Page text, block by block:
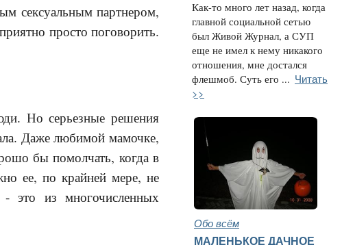
сексуальным партнером,
просто поговорить.
Но серьезные решения
Даже любимой мамочке,
бы помолчать, когда в
ее, по крайней мере, не
из многочисленных
Как-то много лет назад, когда
главной социальной сетью
был Живой Журнал, а СУП
еще не имел к нему никакого
отношения, мне достался
флешмоб. Суть его ... Читать
>>
Обо всём
МАЛЕНЬКОЕ ДАЧНОЕ